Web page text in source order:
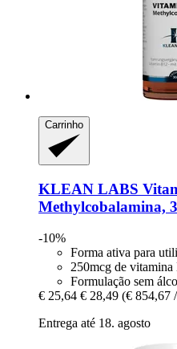
Carrinho
KLEAN LABS
Methylcobalamina,
-10%
Forma ativa para
250mcg de vitamina
Formulação sem
€ 25,64 € 28,49 (€ 854,67
Entrega até 18. agosto